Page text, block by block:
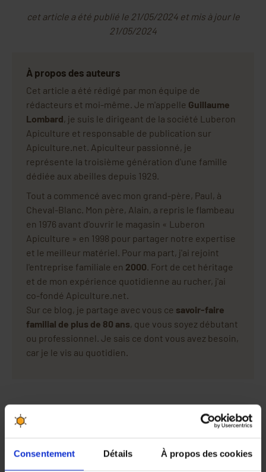
Consentement Détails À propos des cookies
cet article a été publié le 21/05/2024 et mis à jour le
21/05/2024
À propos des auteurs
Cet article a été rédigé par mon équipe de
rédacteurs et moi-même. Je m'appelle Guillaume
Lombard, je suis le dirigeant de la société Luberon
Apiculture et responsable de publication sur
Apiculture.net. Apiculteur passionné, je
représente la troisième génération d'une famille
dédiée aux abeilles depuis 1929.
Tout a commencé avec mon grand-père, Paul, à
Cheval-Blanc. Mon père, Alain, a repris le flambeau
en 1976 avant d'ouvrir le magasin « Luberon
Apiculture » en 1998 pour partager notre expertise
et le meilleur matériel. Pour ma part, j'ai rejoint
l'entreprise familiale en 2000 . Fort de cet héritage
et de mon expérience quotidienne au rucher, j'ai
co-fondé Apiculture.net.
Sur ce blog, je partage avec vous ce savoir-faire
familial de plus de 80 ans, que vous soyez débutant
ou professionnel. Je sais ce dont vous avez besoin,
car je le vis au quotidien.